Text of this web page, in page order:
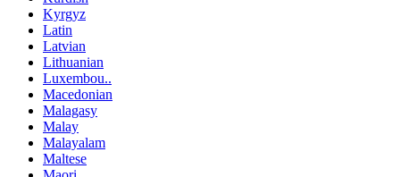
Kyrgyz
Latin
Latvian
Lithuanian
Luxembou..
Macedonian
Malagasy
Malay
Malayalam
Maltese